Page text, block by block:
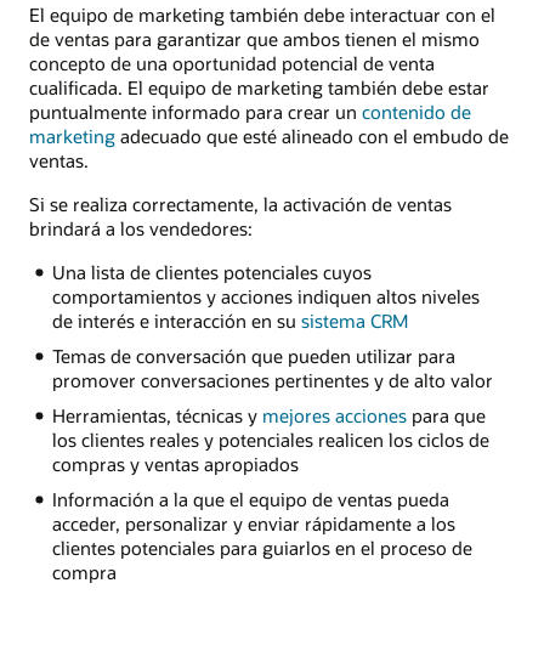
El equipo de marketing también debe interactuar con el
de ventas para garantizar que ambos tienen el mismo
concepto de una oportunidad potencial de venta
cualificada. El equipo de marketing también debe estar
puntualmente informado para crear un contenido de
marketing adecuado que esté alineado con el embudo de
ventas.
Si se realiza correctamente, la activación de ventas
brindará a los vendedores:
Una lista de clientes potenciales cuyos
comportamientos y acciones indiquen altos niveles
de interés e interacción en su sistema CRM
Temas de conversación que pueden utilizar para
promover conversaciones pertinentes y de alto valor
Herramientas, técnicas y mejores accionespara que
los clientes reales y potenciales realicen los ciclos de
compras y ventas apropiados
Información a la que el equipo de ventas pueda
acceder, personalizar y enviar rápidamente a los
clientes potenciales para guiarlos en el proceso de
compra